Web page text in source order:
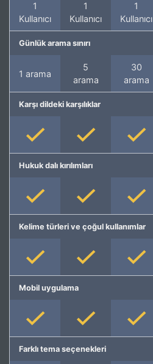
1
Kullanıcı
1
Kullanıcı
1
Kullanıcı
Günlük arama sınırı
1 arama
5
arama
30
arama
Karşı dildeki karşılıklar
Hukuk dalı kırılımları
Kelime türleri ve çoğul kullanımlar
Mobil uygulama
Farklı tema seçenekleri